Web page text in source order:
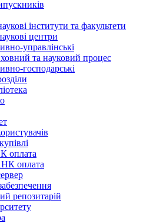
інститути та факультети
центри
управлінські
та науковий процес
господарські
оплата
репозитарій